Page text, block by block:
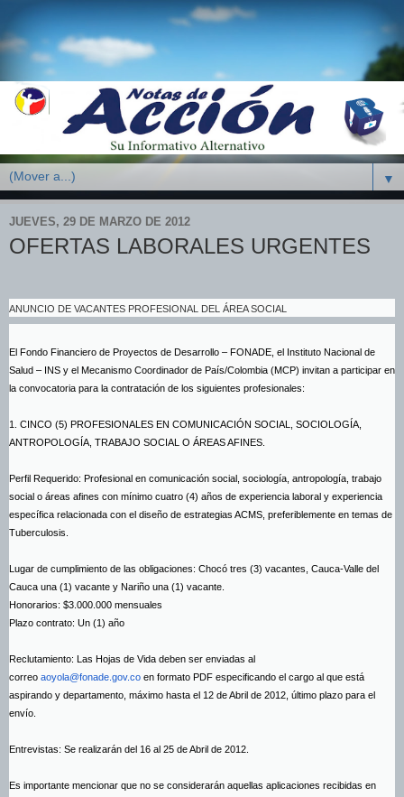
▼
JUEVES, 29 DE MARZO DE 2012
OFERTAS LABORALES URGENTES
ANUNCIO DE VACANTES PROFESIONAL DEL ÁREA SOCIAL
El Fondo Financiero de Proyectos de Desarrollo – FONADE, el Instituto Nacional de
Salud – INS y el Mecanismo Coordinador de País/Colombia (MCP) invitan a participar en
la convocatoria para la contratación de los siguientes profesionales:
1. CINCO (5) PROFESIONALES EN COMUNICACIÓN SOCIAL, SOCIOLOGÍA,
ANTROPOLOGÍA, TRABAJO SOCIAL O ÁREAS AFINES.
Perfil Requerido: Profesional en comunicación social, sociología, antropología, trabajo
social o áreas afines con mínimo cuatro (4) años de experiencia laboral y experiencia
específica relacionada con el diseño de estrategias ACMS, preferiblemente en temas de
Tuberculosis.
Lugar de cumplimiento de las obligaciones: Chocó tres (3) vacantes, Cauca-Valle del
Cauca una (1) vacante y Nariño una (1) vacante.
Honorarios: $3.000.000 mensuales
Plazo contrato: Un (1) año
Reclutamiento: Las Hojas de Vida deben ser enviadas al
correo aoyola@fonade.gov.co en formato PDF especificando el cargo al que está
aspirando y departamento, máximo hasta el 12 de Abril de 2012, último plazo para el
envío.
Entrevistas: Se realizarán del 16 al 25 de Abril de 2012.
Es importante mencionar que no se considerarán aquellas aplicaciones recibidas en